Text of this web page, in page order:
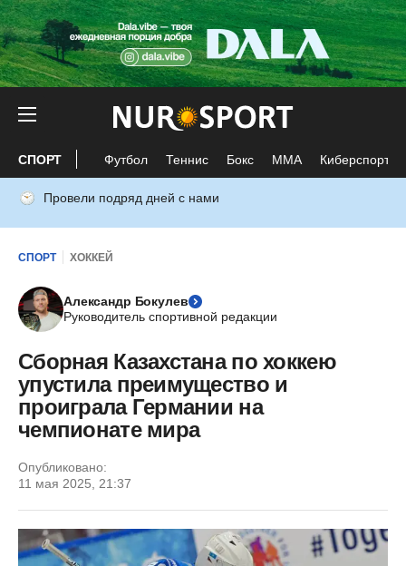
СПОРТ Футбол Теннис Бокс ММА Киберспорт
Провели подряд дней с нами
СПОРТ ХОККЕЙ
Александр Бокулев
Руководитель спортивной редакции
Сборная Казахстана по хоккею
упустила преимущество и
проиграла Германии на
чемпионате мира
Опубликовано:
11 мая 2025, 21:37